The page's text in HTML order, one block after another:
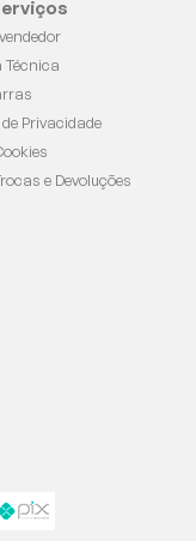
Privacidade
e Devoluções